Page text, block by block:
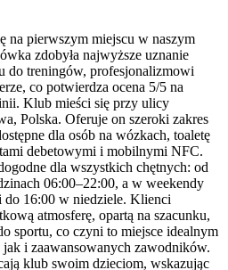
na pierwszym miejscu w naszym
zdobyła najwyższe uznanie
do treningów, profesjonalizmowi
co potwierdza ocena 5/5 na
Klub mieści się przy ulicy
Polska. Oferuje on szeroki zakres
dla osób na wózkach, toaletę
debetowymi i mobilnymi NFC.
dla wszystkich chętnych: od
06:00–22:00, a w weekendy
16:00 w niedziele. Klienci
atmosferę, opartą na szacunku,
sportu, co czyni to miejsce idealnym
i zaawansowanych zawodników.
klub swoim dzieciom, wskazując